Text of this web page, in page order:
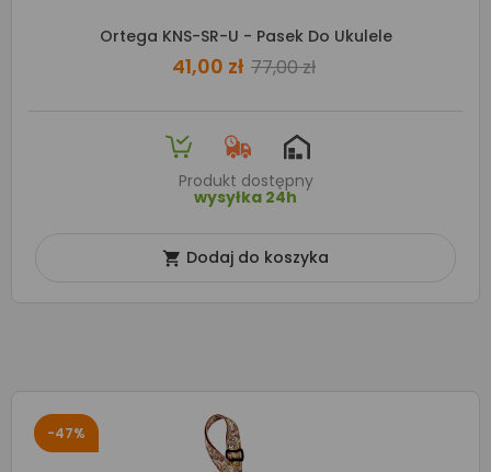
Ortega KNS-SR-U - Pasek Do Ukulele
41,00 zł 77,00 zł
Produkt dostępny
wysyłka 24h
 Dodaj do koszyka
-47%